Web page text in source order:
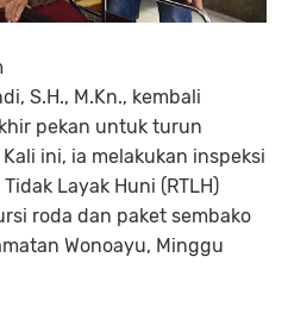
S.H., M.Kn., kembali
pekan untuk turun
ini, ia melakukan inspeksi
Layak Huni (RTLH)
roda dan paket sembako
Wonoayu, Minggu